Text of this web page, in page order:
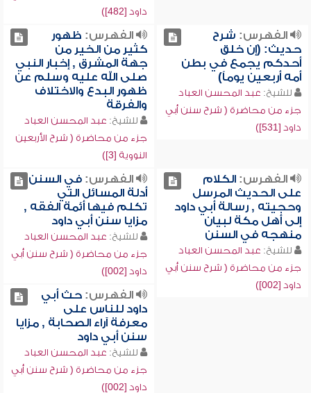
داود [482])
الفهرس: شرح
حديث: (إن خلق
أحدكم يجمع في بطن
أمه أربعين يوماً)
للشيخ: عبد المحسن العباد
جزء من محاضرة ( شرح سنن أبي
داود [531])
الفهرس: ظهور
كثير من الخير من
جهة المشرق , إخبار النبي
صلى الله عليه وسلم عن
ظهور البدع والاختلاف
والفرقة
للشيخ: عبد المحسن العباد
جزء من محاضرة ( شرح الأربعين
النووية [3])
الفهرس:الكلام
على الحديث المرسل
وحجيته , رسالة أبي داود
إلى أهل مكة لبيان
منهجه في السنن
للشيخ: عبد المحسن العباد
جزء من محاضرة ( شرح سنن أبي
داود [002])
الفهرس:في السنن
أدلة المسائل التي
تكلم فيها أئمة الفقه ,
مزايا سنن أبي داود
للشيخ: عبد المحسن العباد
جزء من محاضرة ( شرح سنن أبي
داود [002])
الفهرس:حث أبي
داود للناس على
معرفة آراء الصحابة , مزايا
سنن أبي داود
للشيخ: عبد المحسن العباد
جزء من محاضرة ( شرح سنن أبي
داود [002])